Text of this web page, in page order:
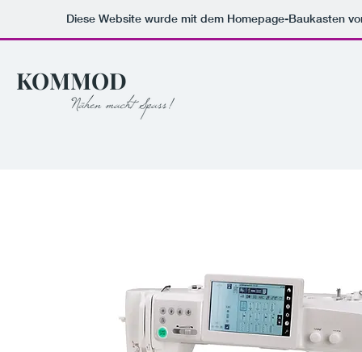
Diese Website wurde mit dem Homepage-Baukasten
KOMMOD